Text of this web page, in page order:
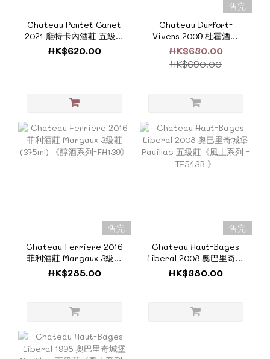
Chateau Pontet Canet
2021 龐特卡內酒莊 五級莊
《ZTF625E》
HK$620.00
售完
Chateau Durfort-
Vivens 2009 杜霍酒莊
Margaux 列級莊二級莊
《風土系列 - TF532C》
HK$630.00
HK$690.00
售完
Chateau Ferriere 2016
菲利酒莊 Margaux 3級莊
(375ml) 《醇酒系列-
FH139》
HK$285.00
售完
Chateau Haut-Bages
Liberal 2008 奧巴里奇城
堡 Pauillac 五級莊《風土
系列 - TF543B 》
HK$380.00